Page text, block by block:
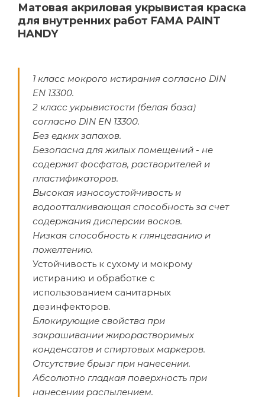
Матовая акриловая укрывистая краска
для внутренних работ FAMA PAINT
HANDY
1 класс мокрого истирания согласно DIN
EN 13300.
2 класс укрывистости (белая база)
согласно DIN EN 13300.
Без едких запахов.
Безопасна для жилых помещений - не
содержит фосфатов, растворителей и
пластификаторов.
Высокая износоустойчивость и
водоотталкивающая способность за счет
содержания дисперсии восков.
Низкая способность к глянцеванию и
пожелтению.
Устойчивость к сухому и мокрому
истиранию и обработке с
использованием санитарных
дезинфекторов.
Блокирующие свойства при
закрашивании жирорастворимых
конденсатов и спиртовых маркеров.
Отсутствие брызг при нанесении.
Абсолютно гладкая поверхность при
нанесении распылением.